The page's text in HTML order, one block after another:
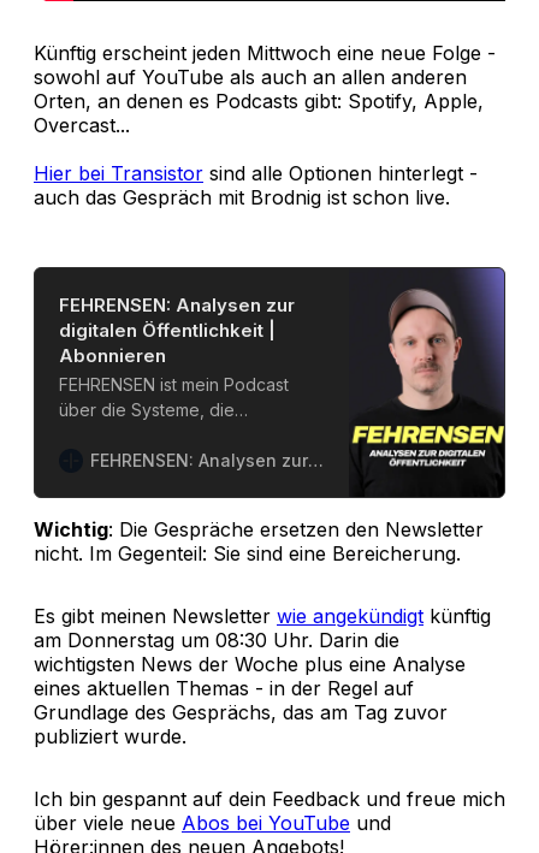
Künftig erscheint jeden Mittwoch eine neue Folge -
sowohl auf YouTube als auch an allen anderen
Orten, an denen es Podcasts gibt: Spotify, Apple,
Overcast...
Hier bei Transistor sind alle Optionen hinterlegt -
auch das Gespräch mit Brodnig ist schon live.
FEHRENSEN: Analysen zur
digitalen Öffentlichkeit |
Abonnieren
FEHRENSEN ist mein Podcast
über die Systeme, die
glauben und denken – soziale
mit Leuten, die diese Systeme
kennen: Forscher:innen,
Medienmacher:innen.
Gespräche, die über die
Nachrichtenlage hinausgehen.
Wer mehr will: Im Social Media
Watchblog – meinem
wöchentlichen Newsletter –
zu den Gesprächen, exklusiv für
Mitglieder. 📩 MEIN NEWSLETTER
Das Social Media Watchblog -
FEHRENSEN: Analysen zur digitalen Öffentlichkeit
Wichtig: Die Gespräche ersetzen den Newsletter
nicht. Im Gegenteil: Sie sind eine Bereicherung.
Es gibt meinen Newsletter wie angekündigt künftig
am Donnerstag um 08:30 Uhr. Darin die
wichtigsten News der Woche plus eine Analyse
eines aktuellen Themas - in der Regel auf
Grundlage des Gesprächs, das am Tag zuvor
publiziert wurde.
Ich bin gespannt auf dein Feedback und freue mich
über viele neue Abos bei YouTube und
Hörer:innen des neuen Angebots!